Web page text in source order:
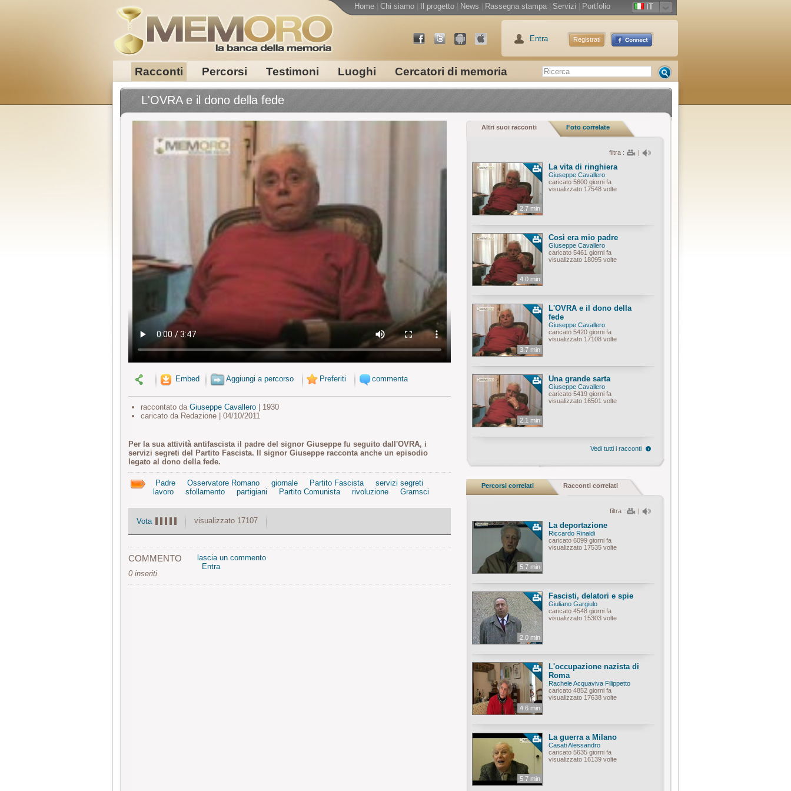
Racconti Percorsi Testimoni Luoghi Cercatori di memoria
Home Chi siamo Il progetto News Rassegna stampa Servizi Portfolio IT
Entra Registrati
L'OVRA e il dono della fede
Embed Aggiungi a percorso Preferiti commenta
raccontato da Giuseppe Cavallero| 1930
caricato da Redazione | 04/10/2011
Per la sua attività antifascista il padre del signor Giuseppe fu seguito dall'OVRA, i
servizi segreti del Partito Fascista. Il signor Giuseppe racconta anche un episodio
legato al dono della fede.
Padre Osservatore Romano giornale Partito Fascista
servizi segreti
lavoro
sfollamento partigiani Partito Comunista rivoluzione Gramsci
Vota visualizzato 17107
COMMENTO
0 inseriti
lascia un commento
Entra
Altri suoi racconti Foto correlate
filtra : |
2.7 min
La vita di ringhiera
Giuseppe Cavallero
caricato 5600 giorni fa
visualizzato 17548 volte
4.0 min
Così era mio padre
Giuseppe Cavallero
caricato 5461 giorni fa
visualizzato 18095 volte
3.7 min
L'OVRA e il dono della
fede
Giuseppe Cavallero
caricato 5420 giorni fa
visualizzato 17108 volte
2.1 min
Una grande sarta
Giuseppe Cavallero
caricato 5419 giorni fa
visualizzato 16501 volte
Vedi tutti i racconti
Percorsi correlati Racconti correlati
filtra : |
5.7 min
La deportazione
Riccardo Rinaldi
caricato 6099 giorni fa
visualizzato 17535 volte
2.0 min
Fascisti, delatori e spie
Giuliano Gargiulo
caricato 4548 giorni fa
visualizzato 15303 volte
4.6 min
L'occupazione nazista di
Roma
Rachele Acquaviva Filippetto
caricato 4852 giorni fa
visualizzato 17638 volte
5.7 min
La guerra a Milano
Casati Alessandro
caricato 5635 giorni fa
visualizzato 16139 volte